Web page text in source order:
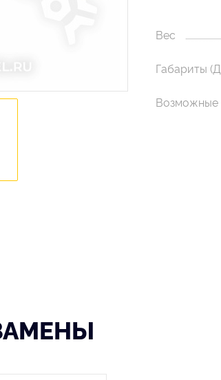
Вес
Габариты
Возможные